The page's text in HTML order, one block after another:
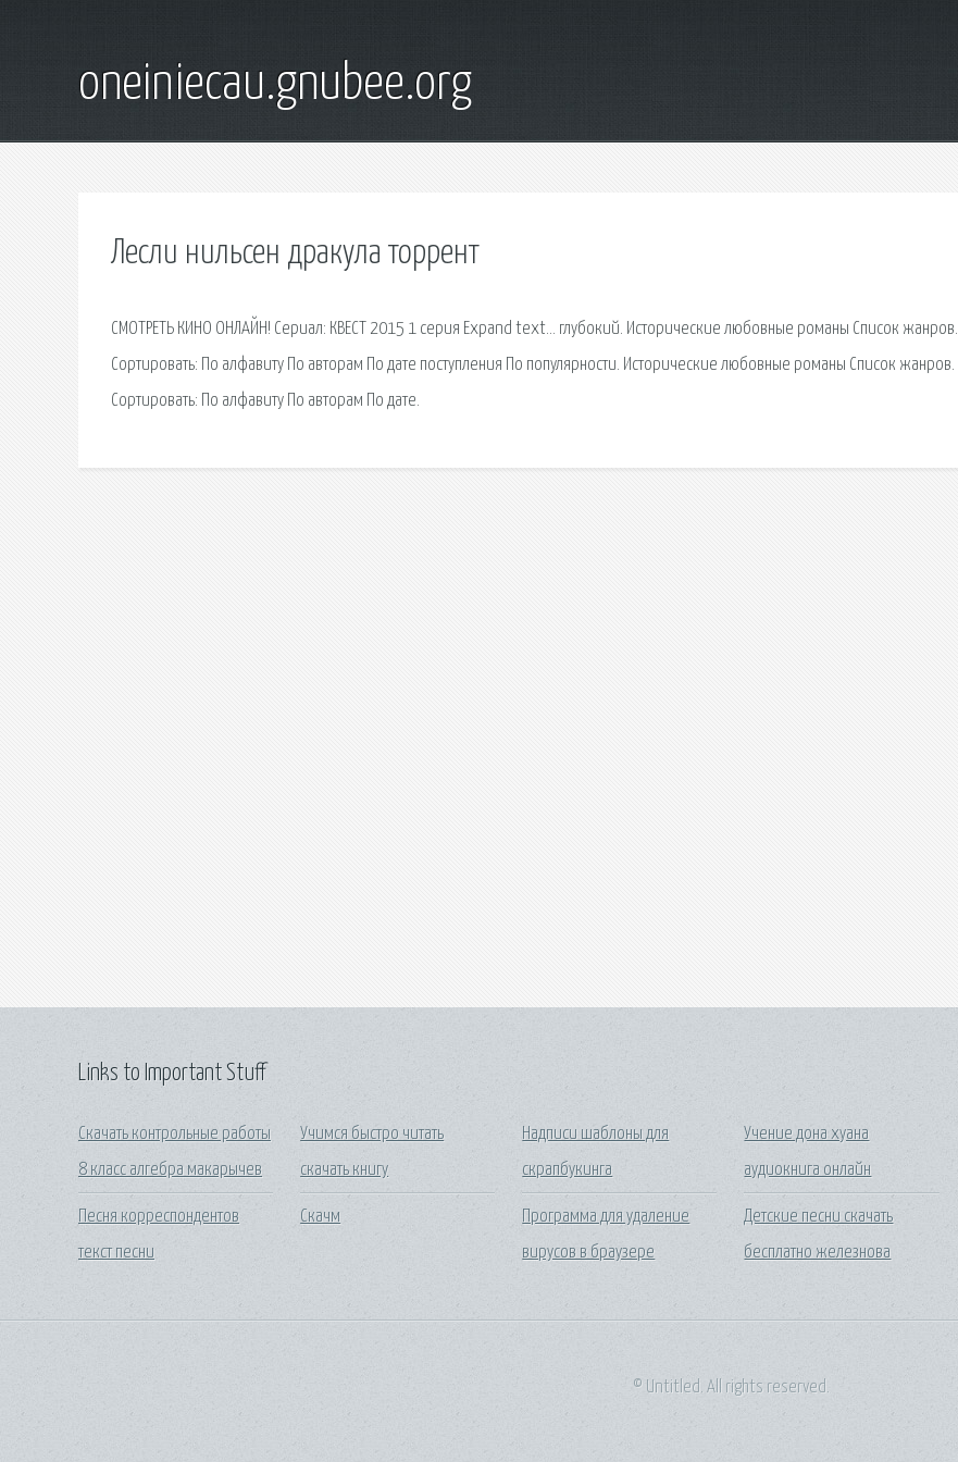
oneiniecau.gnubee.org
Лесли нильсен дракула торрент
СМОТРЕТЬ КИНО ОНЛАЙН! Сериал: КВЕСТ 2015 1 серия Expand text… глубокий. Исторические любовные романы Список жанров.
Сортировать: По алфавиту По авторам По дате поступления По популярности. Исторические любовные романы Список жанров.
Сортировать: По алфавиту По авторам По дате.
Links to Important Stuff
Скачать контрольные работы
8 класс алгебра макарычев
Песня корреспондентов
текст песни
Учимся быстро читать
скачать книгу
Скачм
Надписи шаблоны для
скрапбукинга
Программа для удаление
вирусов в браузере
Учение дона хуана
аудиокнига онлайн
Детские песни скачать
бесплатно железнова
© Untitled. All rights reserved.